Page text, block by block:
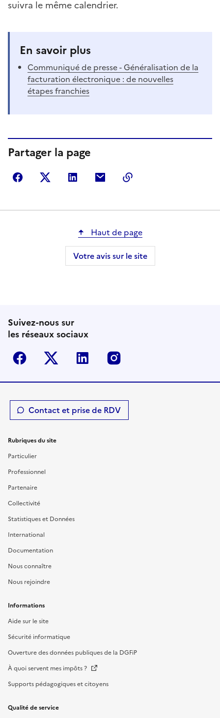
suivra le même calendrier.
En savoir plus
Communiqué de presse - Généralisation de la
facturation électronique : de nouvelles
étapes franchies
Partager la page
Partager sur Facebook
Partager sur Twitter
Partager sur LinkedIn
Partager par courriel
Haut de page
Votre avis sur le site
Suivez-nous sur
les réseaux sociaux
Facebook Twitter-X Linkedin
Contact et prise de RDV
Rubriques du site
Particulier
Professionnel
Partenaire
Collectivité
Statistiques et Données
International
Documentation
Nous connaître
Nous rejoindre
Informations
Aide sur le site
Sécurité informatique
Ouverture des données publiques de la DGFiP
À quoi servent mes impôts ?
Supports pédagogiques et citoyens
Qualité de service